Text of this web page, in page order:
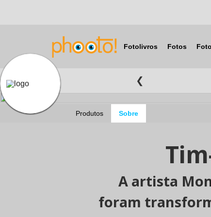
Fotolivros Fotos
❮
Produtos Sobre
A artista
foram